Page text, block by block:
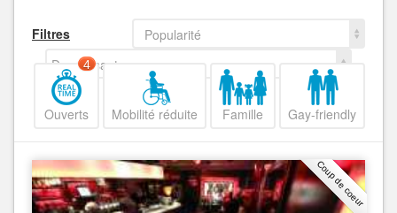
Filtres
Popularité
Decroissant
Ouverts
4
Mobilité réduite Famille Gay-friendly
Coup de coeur